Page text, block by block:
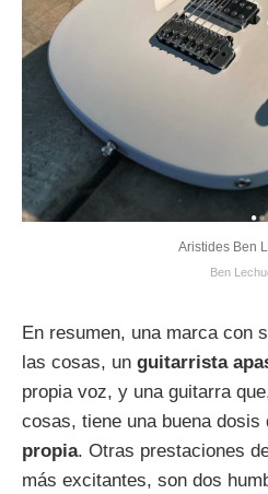
Aristides Ben
Ben
En resumen, una marca con
las cosas, un guitarrista
propia voz, y una guitarra
cosas, tiene una buena dosis
propia. Otras prestaciones
más excitantes, son dos